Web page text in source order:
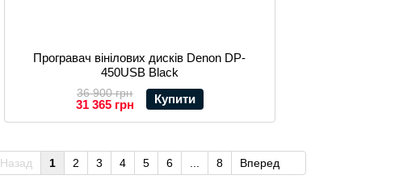
Програвач вінілових дисків Denon DP-
450USB Black
36 900 грн
31 365 грн Купити
Назад 1 2 3 4 5 6 8 Вперед